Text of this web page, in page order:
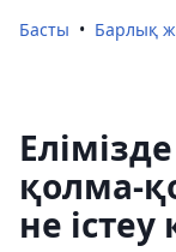
Басты Барлық
қолма-
не істеу